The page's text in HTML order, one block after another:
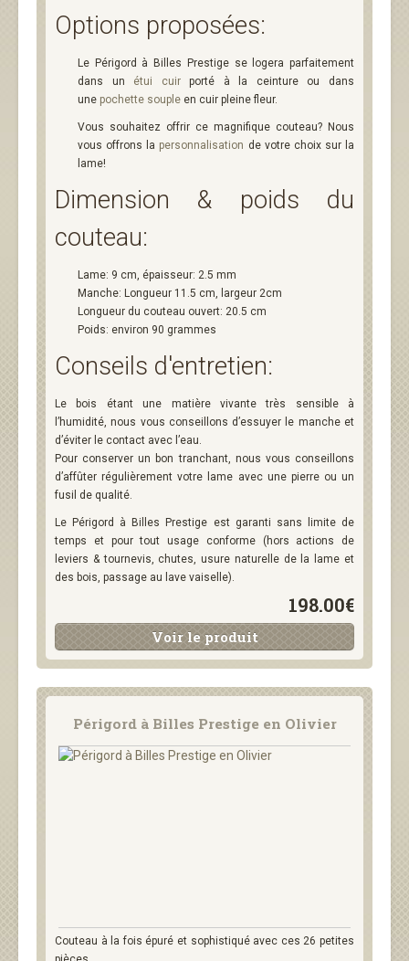
Options proposées:
Le Périgord à Billes Prestige se logera parfaitement
dans un étui cuirporté à la ceinture ou dans
une pochette souple en cuir pleine fleur.
Vous souhaitez offrir ce magnifique couteau? Nous
vous offrons la personnalisation de votre choix sur la
lame!
Dimension & poids du
couteau:
Lame: 9 cm, épaisseur: 2.5 mm
Manche: Longueur 11.5 cm, largeur 2cm
Longueur du couteau ouvert: 20.5 cm
Poids: environ 90 grammes
Conseils d'entretien:
Le bois étant une matière vivante très sensible à
l’humidité, nous vous conseillons d’essuyer le manche et
d’éviter le contact avec l’eau.
Pour conserver un bon tranchant, nous vous conseillons
d’affûter régulièrement votre lame avec une pierre ou un
fusil de qualité.
Le Périgord à Billes Prestige est garanti sans limite de
temps et pour tout usage conforme (hors actions de
leviers & tournevis, chutes, usure naturelle de la lame et
des bois, passage au lave vaiselle).
198.00€
Voir le produit
Périgord à Billes Prestige en Olivier
Couteau à la fois épuré et sophistiqué avec ces 26 petites